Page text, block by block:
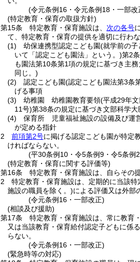
(令元条例16・令元条例18・一部改
(特定教育・保育の取扱方針)
第15条
特定教育・保育施設は、 次の各号
て、特定教育・保育の提供を適切に行わ
(1)
幼保連携型認定こども園(就学前の子
いて「認定こども園法」という。)第2
も園法第10条第1項の規定に基づき主
同じ。)
(2)
認定こども園(認定こども園法第3条
げる事項
(3)
幼稚園 幼稚園教育要領(平成29年
11号)第38条の規定に基づき文部科学
(4)
保育所 児童福祉施設の設備及び運
が定める指針
2
前項第2号に掲げる認定こども園が特定
ければならない。
(平30条例10・令5条例9・令5条例
(特定教育・保育に関する評価等)
第16条
特定教育・保育施設は、自らその
2
特定教育・保育施設は、定期的に当該
施設の職員を除く。)による評価又は外部
(令元条例16・一部改正)
(相談及び援助)
第17条
特定教育・保育施設は、常に教育
又は当該教育・保育給付認定子どもに係
らない。
(令元条例16・一部改正)
(緊急時等の対応)